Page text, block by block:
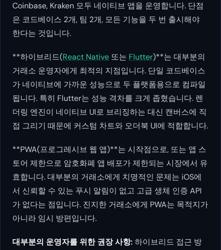
Coinbase, Kraken 모두 네이티브 앱을 운영합니다. 단점
은 코드베이스 2개, 팀 2개, 모든 기능을 두 번 출시해야
한다는 것입니다.
**하이브리드(React Native 또는 Flutter)**는 대부분의
거래소 운영자에게 최적의 지점입니다. 단일 코드베이스
가 네이티브에 가까운 성능으로 두 플랫폼용으로 컴파일
됩니다. 특히 Flutter는 성능 격차를 크게 좁혔습니다. 렌
더링 엔진이 네이티브 UI로 브리징하는 대신 캔버스에 직
접 그리기 때문에 커스텀 차트와 오더북 UI에 적합합니다.
**PWA(프로그레시브 웹 앱)**는 시작점으로, 또는 앱 스
토어 제한으로 암호화폐 앱 배포가 제한되는 시장에서 유
효합니다. 대부분의 거래소에게 치명적인 문제는 iOS에
서 신뢰할 수 있는 푸시 알림이 없고 고급 생체 인증 API
가 없다는 점입니다. 진지한 거래소에게 PWA는 목적지가
아니라 임시 방편입니다.
대부분의 운영자를 위한 권장 사항: 하이브리드 접근 방